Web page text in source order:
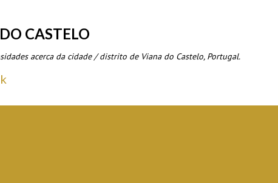
CASTELO
acerca da cidade / distrito de Viana do Castelo, Portugal.